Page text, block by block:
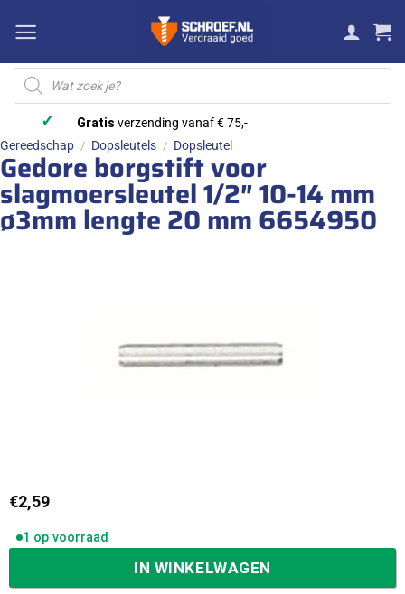
naar
inhoud
Producten
zoeken
✓ Gratis verzending vanaf € 75,-
Gereedschap / Dopsleutels / Dopsleutel
Gedore borgstift voor
slagmoersleutel 1/2″ 10-14 mm
ø3mm lengte 20 mm 6654950
€2,59
1 op voorraad
IN WINKELWAGEN